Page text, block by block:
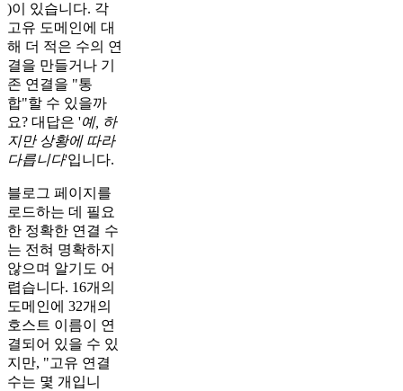
)이 있습니다. 각
고유 도메인에 대
해 더 적은 수의 연
결을 만들거나 기
존 연결을 "통
합"할 수 있을까
요? 대답은 '예, 하
지만 상황에 따라
다릅니다'입니다.
블로그 페이지를
로드하는 데 필요
한 정확한 연결 수
는 전혀 명확하지
않으며 알기도 어
렵습니다. 16개의
도메인에 32개의
호스트 이름이 연
결되어 있을 수 있
지만, "고유 연결
수는 몇 개입니